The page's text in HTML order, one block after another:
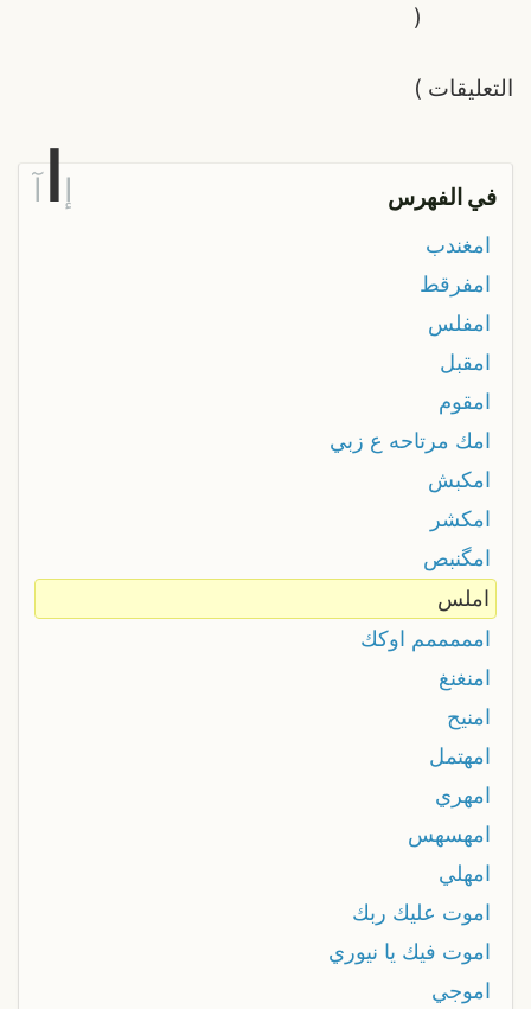
التعليقات
(
)
في الفهرس إ آ
امغندب
امفرقط
امفلس
امقبل
امقوم
امك مرتاحه ع زبي
امكبش
امکشر
امگنبص
املس
امممممم اوكك
امنغنغ
امنيح
امهتمل
امهري
امهسهس
امهلي
اموت عليك ربك
اموت فيك يا نيوري
اموجي